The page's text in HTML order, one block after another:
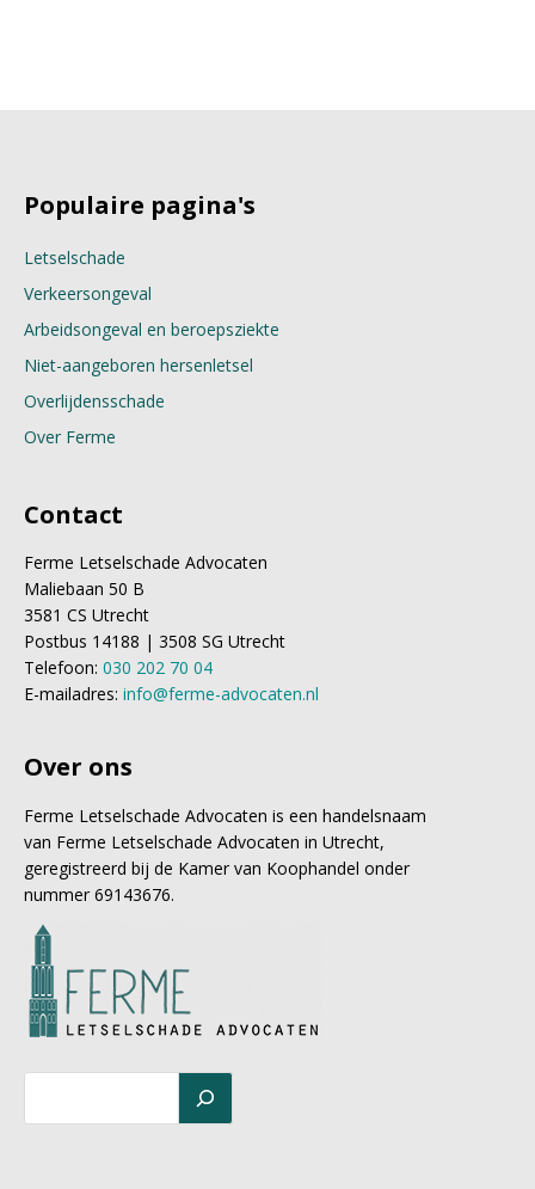
Populaire pagina's
Letselschade
Verkeersongeval
Arbeidsongeval en beroepsziekte
Niet-aangeboren hersenletsel
Overlijdensschade
Over Ferme
Contact
Ferme Letselschade Advocaten
Maliebaan 50 B
3581 CS Utrecht
Postbus 14188 | 3508 SG Utrecht
Telefoon: 030 202 70 04
E-mailadres: info@ferme-advocaten.nl
Over ons
Ferme Letselschade Advocaten is een handelsnaam
van Ferme Letselschade Advocaten in Utrecht,
geregistreerd bij de Kamer van Koophandel onder
nummer 69143676.